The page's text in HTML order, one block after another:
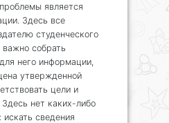
является
Здесь все
студенческого
важно собрать
него информации,
утвержденной
цели и
Здесь нет каких-либо
сведения